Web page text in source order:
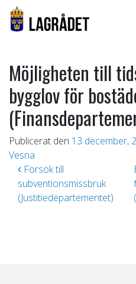
Möjligheten till
bygglov för
Publicerat den 13 december,
Vesna
Inläggsnavigering
Försök till
subventionsmissbruk
(Justitiedepartementet)